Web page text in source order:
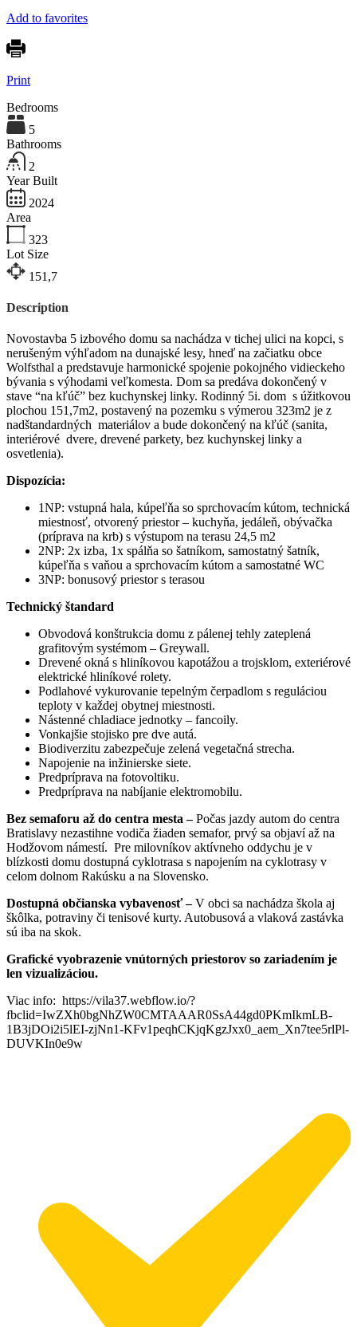
Add to favorites
Print
Bedrooms
5
Bathrooms
2
Year Built
2024
Area
323
Lot Size
151,7
Description
Novostavba 5 izbového domu sa nachádza v tichej ulici na kopci, s
nerušeným výhľadom na dunajské lesy, hneď na začiatku obce
Wolfsthal a predstavuje harmonické spojenie pokojného vidieckeho
bývania s výhodami veľkomesta. Dom sa predáva dokončený v
stave “na kľúč” bez kuchynskej linky. Rodinný 5i. dom s úžitkovou
plochou 151,7m2, postavený na pozemku s výmerou 323m2 je z
nadštandardných materiálov a bude dokončený na kľúč (sanita,
interiérové dvere, drevené parkety, bez kuchynskej linky a
osvetlenia).
Dispozícia:
1NP: vstupná hala, kúpeľňa so sprchovacím kútom, technická
miestnosť, otvorený priestor – kuchyňa, jedáleň, obývačka
(príprava na krb) s výstupom na terasu 24,5 m2
2NP: 2x izba, 1x spálňa so šatníkom, samostatný šatník,
kúpeľňa s vaňou a sprchovacím kútom a samostatné WC
3NP: bonusový priestor s terasou
Technický štandard
Obvodová konštrukcia domu z pálenej tehly zateplená
grafitovým systémom – Greywall.
Drevené okná s hliníkovou kapotážou a trojsklom, exteriérové
elektrické hliníkové rolety.
Podlahové vykurovanie tepelným čerpadlom s reguláciou
teploty v každej obytnej miestnosti.
Nástenné chladiace jednotky – fancoily.
Vonkajšie stojisko pre dve autá.
Biodiverzitu zabezpečuje zelená vegetačná strecha.
Napojenie na inžinierske siete.
Predpríprava na fotovoltiku.
Predpríprava na nabíjanie elektromobilu.
Bez semaforu až do centra mesta –Počas jazdy autom do centra
Bratislavy nezastihne vodiča žiaden semafor, prvý sa objaví až na
Hodžovom námestí. Pre milovníkov aktívneho oddychu je v
blízkosti domu dostupná cyklotrasa s napojením na cyklotrasy v
celom dolnom Rakúsku a na Slovensko.
Dostupná občianska vybavenosť –V obci sa nachádza škola aj
škôlka, potraviny či tenisové kurty. Autobusová a vlaková zastávka
sú iba na skok.
Grafické vyobrazenie vnútorných priestorov so zariadením je
len vizualizáciou.
Viac info: https://vila37.webflow.io/?
fbclid=IwZXh0bgNhZW0CMTAAAR0SsA44gd0PKmIkmLB-
1B3jDOi2i5lEI-zjNn1-KFv1peqhCKjqKgzJxx0_aem_Xn7tee5rlPl-
DUVKIn0e9w